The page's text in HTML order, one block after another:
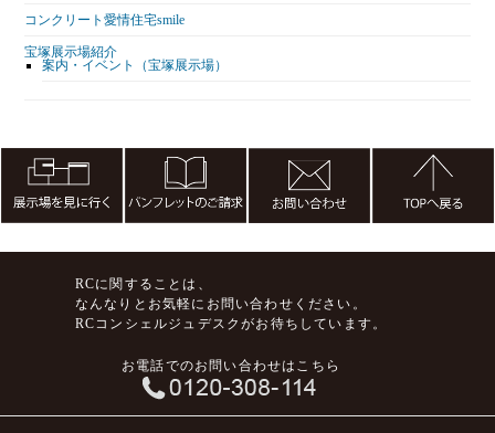
コンクリート愛情住宅smile
宝塚展示場紹介
案内・イベント（宝塚展示場）
RCに関することは、
なんなりとお気軽にお問い合わせください。
RCコンシェルジュデスクがお待ちしています。
お電話でのお問い合わせはこちら